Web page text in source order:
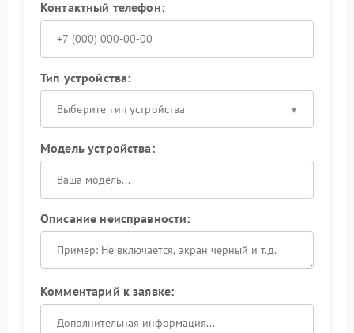
Контактный телефон:
Тип устройства:
Выберите тип устройства
Модель устройства:
Описание неисправности:
Комментарий к заявке: